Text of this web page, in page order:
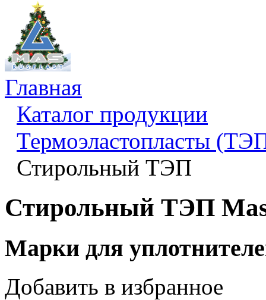
Главная
Каталог продукции
Термоэластопласты
Стирольный ТЭП
Стирольный ТЭП
Марки для
Добавить в избранное